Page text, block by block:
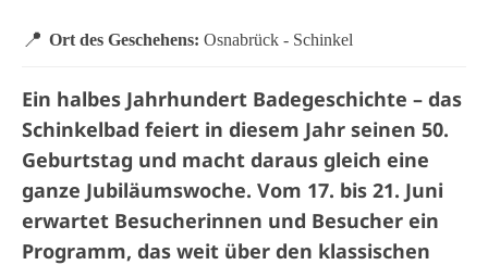
📍 Ort des Geschehens: Osnabrück - Schinkel
Ein halbes Jahrhundert Badegeschichte – das
Schinkelbad feiert in diesem Jahr seinen 50.
Geburtstag und macht daraus gleich eine
ganze Jubiläumswoche. Vom 17. bis 21. Juni
erwartet Besucherinnen und Besucher ein
Programm, das weit über den klassischen